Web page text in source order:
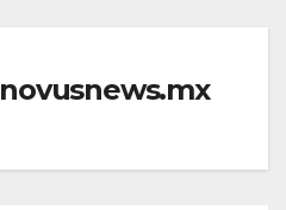
novusnews.mx